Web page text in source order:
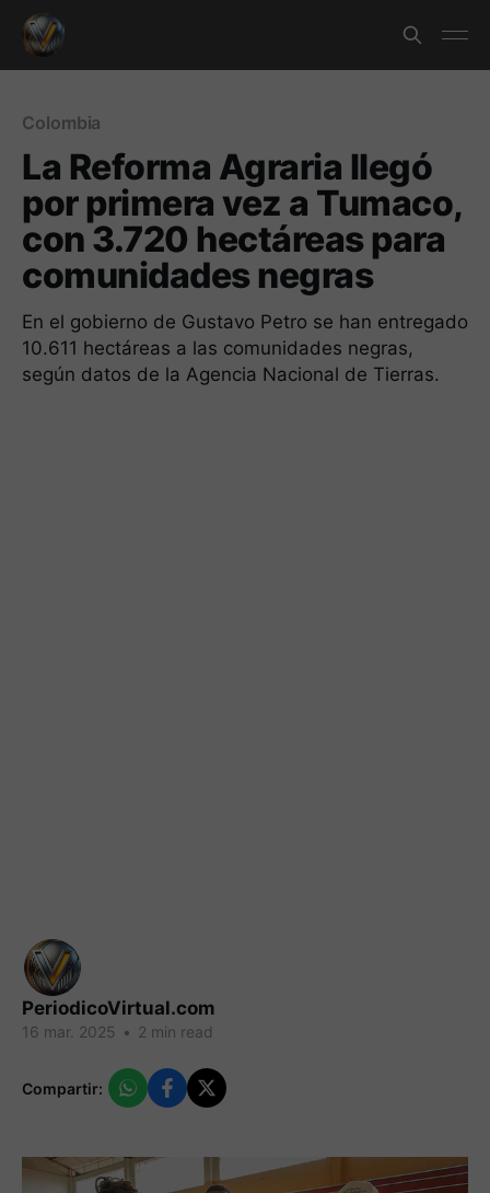
Colombia
La Reforma Agraria llegó
por primera vez a Tumaco,
con 3.720 hectáreas para
comunidades negras
En el gobierno de Gustavo Petro se han entregado
10.611 hectáreas a las comunidades negras,
según datos de la Agencia Nacional de Tierras.
PeriodicoVirtual.com
16 mar. 2025 • 2 min read
Compartir: